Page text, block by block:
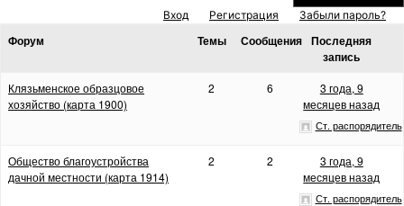
Вход Регистрация Забыли пароль?
Форум Темы Сообщения Последняя
запись
Клязьменское образцовое
хозяйство (карта 1900)
2 6
3 года, 9
месяцев назад
Ст. распорядитель
Общество благоустройства
дачной местности (карта 1914)
2 2
3 года, 9
месяцев назад
Ст. распорядитель